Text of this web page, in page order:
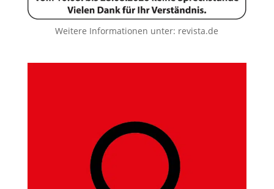
Weitere Informationen unter: revista.de